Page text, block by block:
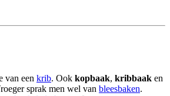
van een krib. Ook kopbaak, kribbaak en
sprak men wel van bleesbaken.